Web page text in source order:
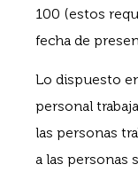
100 (estos
fecha de
Lo dispuesto
personal
las personas
a las personas